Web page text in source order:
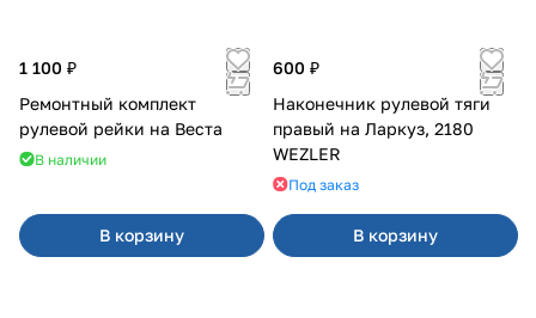
1 100 ₽
Ремонтный комплект
рулевой рейки на Веста
В наличии
В корзину
600 ₽
Наконечник рулевой тяги
правый на Ларкуз, 2180
WEZLER
Под заказ
В корзину